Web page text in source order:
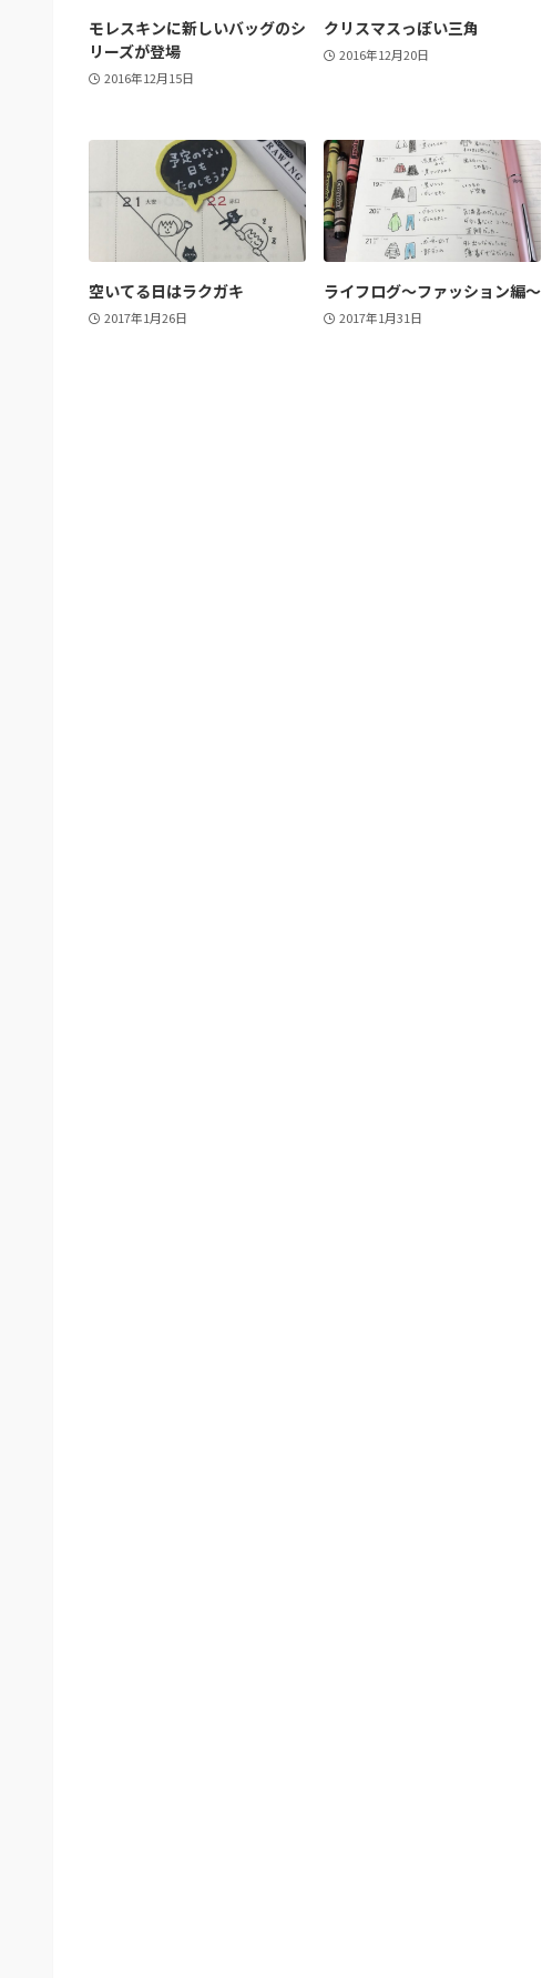
モレスキンに新しいバッグのシ
リーズが登場
2016年12月15日
クリスマスっぽい三角
2016年12月20日
空いてる日はラクガキ
2017年1月26日
ライフログ～ファッション編～
2017年1月31日